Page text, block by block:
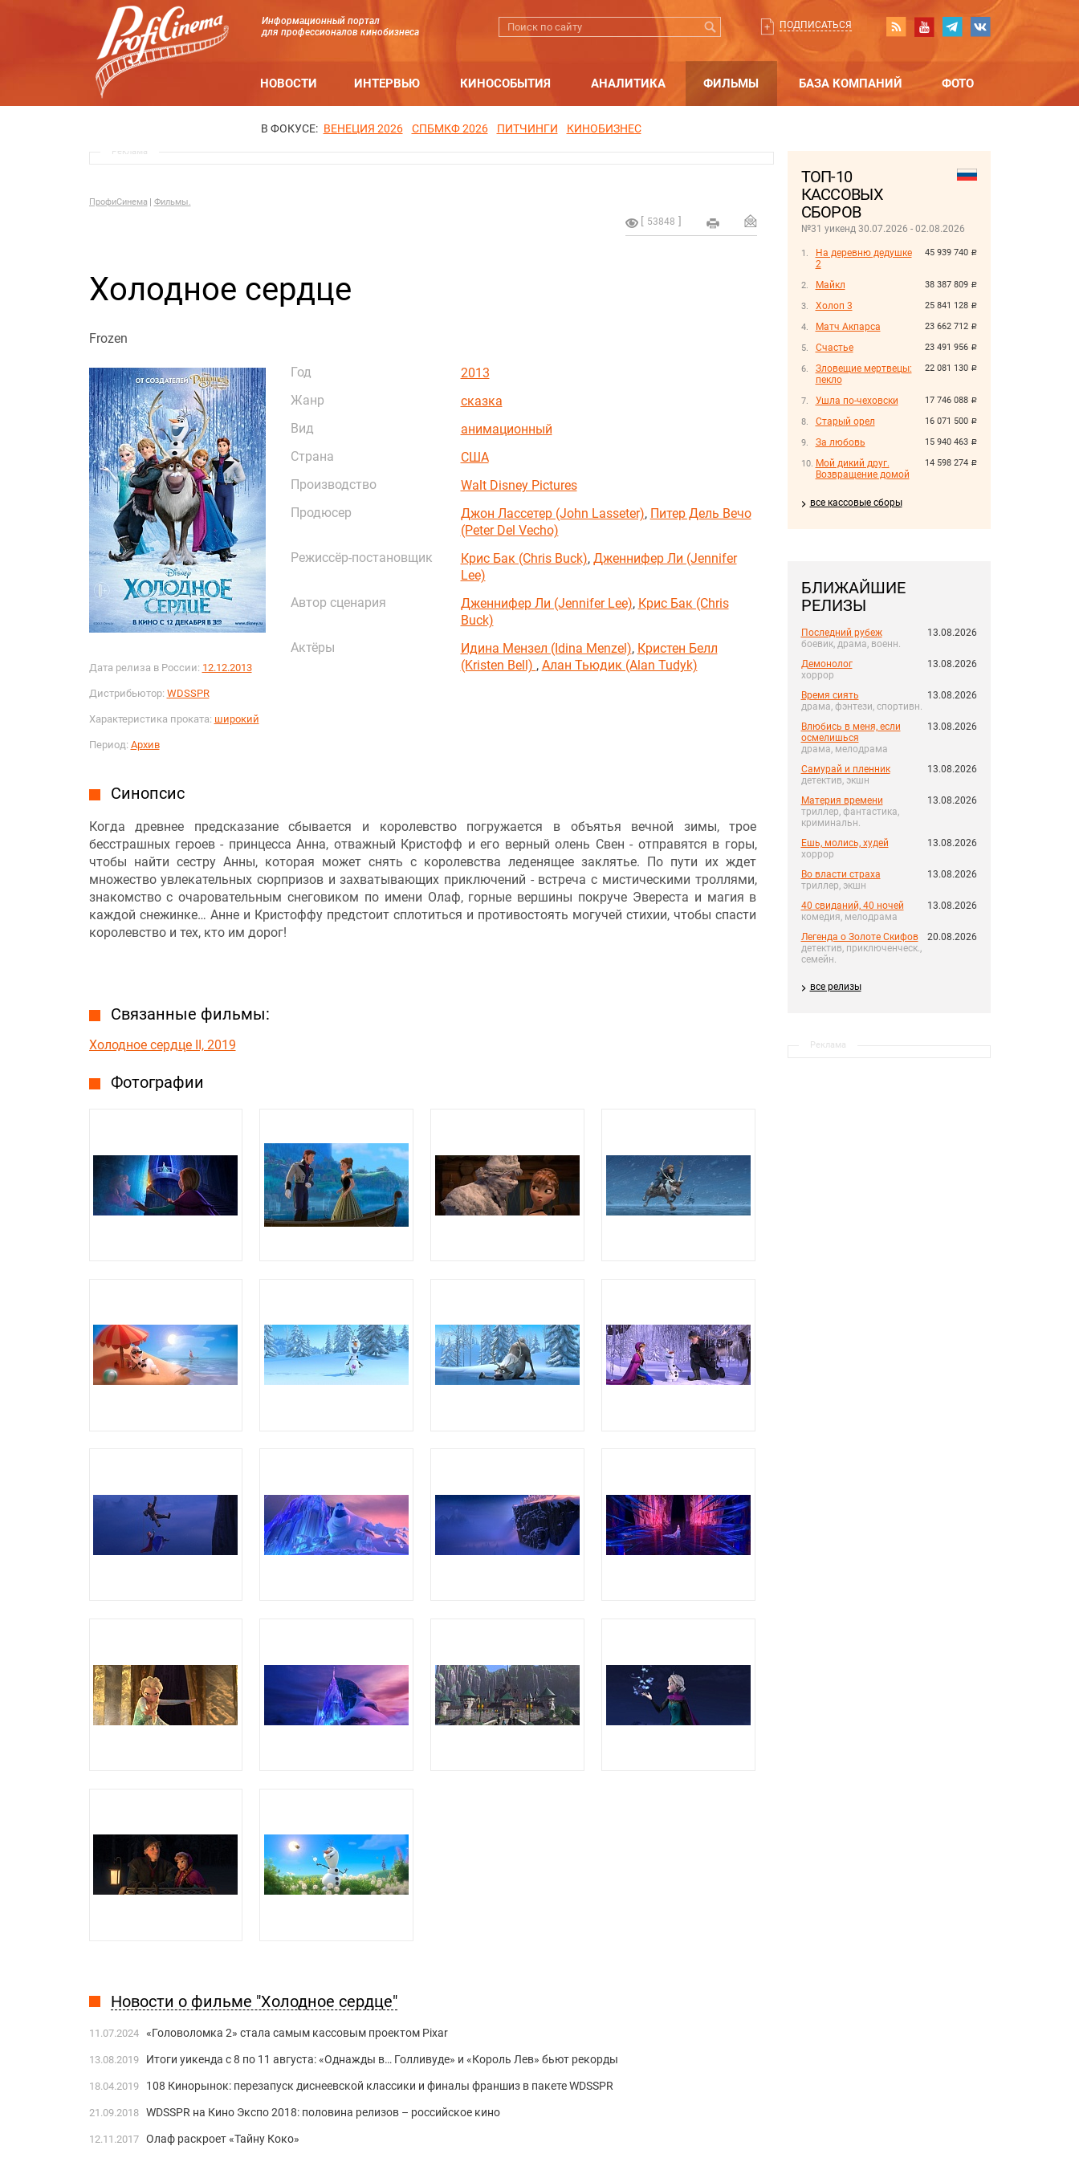
Информационный портал
для профессионалов кинобизнеса
ПОДПИСАТЬСЯ
НОВОСТИ ИНТЕРВЬЮ КИНОСОБЫТИЯ АНАЛИТИКА ФИЛЬМЫ БАЗА КОМПАНИЙ ФОТО
В ФОКУСЕ: ВЕНЕЦИЯ 2026 СПБМКФ 2026 ПИТЧИНГИ КИНОБИЗНЕС
ТОП-10
КАССОВЫХ
СБОРОВ
№31 уикенд 30.07.2026 - 02.08.2026
45 939 740 руб.
На деревню дедушке
2
38 387 809 руб.
Майкл
25 841 128 руб.
Холоп 3
23 662 712 руб.
Матч Акпарса
23 491 956 руб.
Счастье
22 081 130 руб.
Зловещие мертвецы:
пекло
17 746 088 руб.
Ушла по-чеховски
16 071 500 руб.
Старый орел
15 940 463 руб.
За любовь
14 598 274 руб.
Мой дикий друг.
Возвращение домой
все кассовые сборы
БЛИЖАЙШИЕ
РЕЛИЗЫ
Последний рубеж
боевик, драма, военн.
13.08.2026
Демонолог
хоррор
13.08.2026
Время сиять
драма, фэнтези, спортивн.
13.08.2026
Влюбись в меня, если
осмелишься
драма, мелодрама
13.08.2026
Самурай и пленник
детектив, экшн
13.08.2026
Материя времени
триллер, фантастика,
криминальн.
13.08.2026
Ешь, молись, худей
хоррор
13.08.2026
Во власти страха
триллер, экшн
13.08.2026
40 свиданий, 40 ночей
комедия, мелодрама
13.08.2026
Легенда о Золоте Скифов
детектив, приключенческ.,
семейн.
20.08.2026
все релизы
Реклама
Реклама
ПрофиСинема Фильмы.
53848
Холодное сердце
Frozen
Дата релиза в России: 12.12.2013
Дистрибьютор: WDSSPR
Характеристика проката: широкий
Период: Архив
Год
2013
Жанр
сказка
Вид
анимационный
Страна
США
Производство
Walt Disney Pictures
Продюсер
Джон Лассетер (John Lasseter), Питер Дель Вечо
(Peter Del Vecho)
Режиссёр-постановщик
Крис Бак (Chris Buck), Дженнифер Ли (Jennifer
Lee)
Автор сценария
Дженнифер Ли (Jennifer Lee), Крис Бак (Chris
Buck)
Актёры
Идина Мензел (Idina Menzel), Кристен Белл
(Kristen Bell) , Алан Тьюдик (Alan Tudyk)
Синопсис
Когда древнее предсказание сбывается и королевство погружается в объятья вечной зимы, трое
бесстрашных героев - принцесса Анна, отважный Кристофф и его верный олень Свен - отправятся в горы,
чтобы найти сестру Анны, которая может снять с королевства леденящее заклятье. По пути их ждет
множество увлекательных сюрпризов и захватывающих приключений - встреча с мистическими троллями,
знакомство с очаровательным снеговиком по имени Олаф, горные вершины покруче Эвереста и магия в
каждой снежинке… Анне и Кристоффу предстоит сплотиться и противостоять могучей стихии, чтобы спасти
королевство и тех, кто им дорог!
Связанные фильмы:
Холодное сердце II, 2019
Фотографии
Новости о фильме "Холодное сердце"
11.07.2024 «Головоломка 2» стала самым кассовым проектом Pixar
13.08.2019 Итоги уикенда с 8 по 11 августа: «Однажды в… Голливуде» и «Король Лев» бьют рекорды
18.04.2019 108 Кинорынок: перезапуск диснеевской классики и финалы франшиз в пакете WDSSPR
21.09.2018 WDSSPR на Кино Экспо 2018: половина релизов – российское кино
12.11.2017 Олаф раскроет «Тайну Коко»